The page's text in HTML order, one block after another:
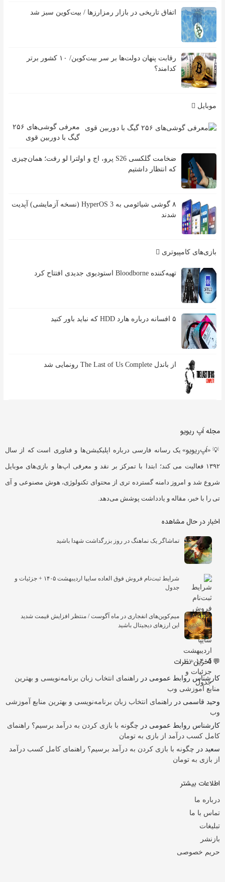
اتفاق تاریخی در بازار رمزارزها / بیت‌کوین سبز شد
رقابت پنهان دولت‌ها بر سر بیت‌کوین/ ۱۰ کشور برتر
کدامند؟
موبایل
معرفی گوشی‌های ۲۵۶
گیگ با دوربین قوی
ضخامت گلکسی S26 پرو، اج و اولترا لو رفت؛ همان‌چیزی
که انتظار داشتیم
۸ گوشی شیائومی به HyperOS 3 (نسخه آزمایشی) آپدیت
شدند
بازی‌های کامپیوتری
تهیه‌کننده Bloodborne استودیوی جدیدی افتتاح کرد
۵ افسانه درباره هارد HDD که نباید باور کنید
از باندل The Last of Us Complete رونمایی شد
مجله اَپ ریویو
💡«اَپ‌ریویو» یک رسانه فارسی درباره اپلیکیشن‌ها و فناوری است که از سال
۱۳۹۲ فعالیت می کند؛ ابتدا با تمرکز بر نقد و معرفی اپ‌ها و بازی‌های موبایل
شروع شد و امروز دامنه گسترده تری از محتوای تکنولوژی، هوش مصنوعی و آی
تی را با خبر، مقاله و یادداشت پوشش می‌دهد.
اخبار در حال مشاهده
تماشاگر یک نماهنگ در روز بزرگداشت شهدا باشید
شرایط ثبت‌نام فروش فوق العاده سایپا اردیبهشت ۱۴۰۵ + جزئیات و
جدول
میم‌کوین‌های انفجاری در ماه آگوست / منتظر افزایش قیمت شدید
این ارزهای دیجیتال باشید
💬 آخرین نظرات
کارشناس روابط عمومی در راهنمای انتخاب زبان برنامه‌نویسی و بهترین
منابع آموزشی وب
وحید قاسمی در راهنمای انتخاب زبان برنامه‌نویسی و بهترین منابع آموزشی
وب
کارشناس روابط عمومی در چگونه با بازی کردن به درآمد برسیم؟ راهنمای
کامل کسب درآمد از بازی به تومان
سعید در چگونه با بازی کردن به درآمد برسیم؟ راهنمای کامل کسب درآمد
از بازی به تومان
اطلاعات بیشتر
درباره ما
تماس با ما
تبلیغات
بازنشر
حریم خصوصی